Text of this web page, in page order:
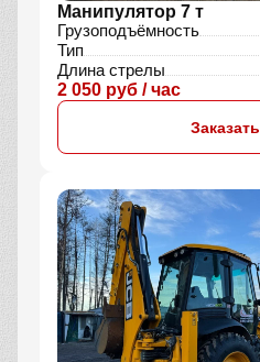
Манипулятор 7 т
Грузоподъёмность
Тип
Длина стрелы
2 050 руб / час
Заказать